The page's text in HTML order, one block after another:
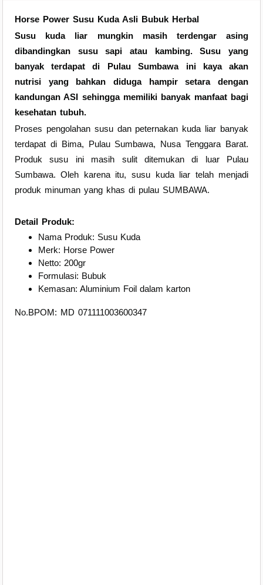
Horse Power Susu Kuda Asli Bubuk Herbal
Susu kuda liar mungkin masih terdengar asing
dibandingkan susu sapi atau kambing. Susu yang
banyak terdapat di Pulau Sumbawa ini kaya akan
nutrisi yang bahkan diduga hampir setara dengan
kandungan ASI sehingga memiliki banyak manfaat bagi
kesehatan tubuh.
Proses pengolahan susu dan peternakan kuda liar banyak
terdapat di Bima, Pulau Sumbawa, Nusa Tenggara Barat.
Produk susu ini masih sulit ditemukan di luar Pulau
Sumbawa. Oleh karena itu, susu kuda liar telah menjadi
produk minuman yang khas di pulau SUMBAWA.
Detail Produk:
Nama Produk: Susu Kuda
Merk: Horse Power
Netto: 200gr
Formulasi: Bubuk
Kemasan: Aluminium Foil dalam karton
No.BPOM: MD 071111003600347